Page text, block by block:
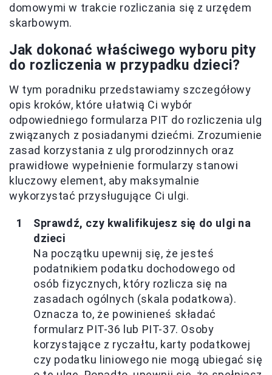
domowymi w trakcie rozliczania się z urzędem
skarbowym.
Jak dokonać właściwego wyboru pity
do rozliczenia w przypadku dzieci?
W tym poradniku przedstawiamy szczegółowy
opis kroków, które ułatwią Ci wybór
odpowiedniego formularza PIT do rozliczenia ulg
związanych z posiadanymi dziećmi. Zrozumienie
zasad korzystania z ulg prorodzinnych oraz
prawidłowe wypełnienie formularzy stanowi
kluczowy element, aby maksymalnie
wykorzystać przysługujące Ci ulgi.
Sprawdź, czy kwalifikujesz się do ulgi na
dzieci
Na początku upewnij się, że jesteś
podatnikiem podatku dochodowego od
osób fizycznych, który rozlicza się na
zasadach ogólnych (skala podatkowa).
Oznacza to, że powinieneś składać
formularz PIT-36 lub PIT-37. Osoby
korzystające z ryczałtu, karty podatkowej
czy podatku liniowego nie mogą ubiegać się